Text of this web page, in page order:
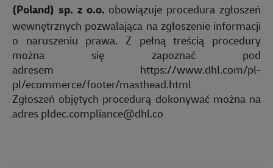
(Poland) sp. z o.o. obowiązuje procedura zgłoszeń
wewnętrznych pozwalająca na zgłoszenie informacji
o naruszeniu prawa. Z pełną treścią procedury
można się zapoznać pod
adresem https://www.dhl.com/pl-
pl/ecommerce/footer/masthead.html
Zgłoszeń objętych procedurą dokonywać można na
adrespldec.compliance@dhl.co